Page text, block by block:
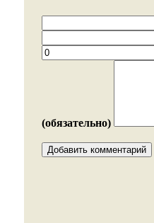
(обязательно)